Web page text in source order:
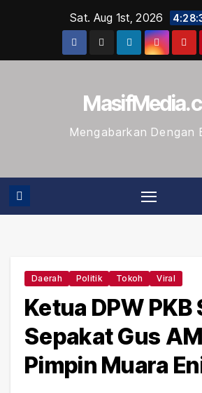
Sat. Aug 1st, 2026
Mengabarkan Dengan
Daerah Politik Tokoh Viral
Ketua DPW PKB
Sepakat Gus
Pimpin Muara